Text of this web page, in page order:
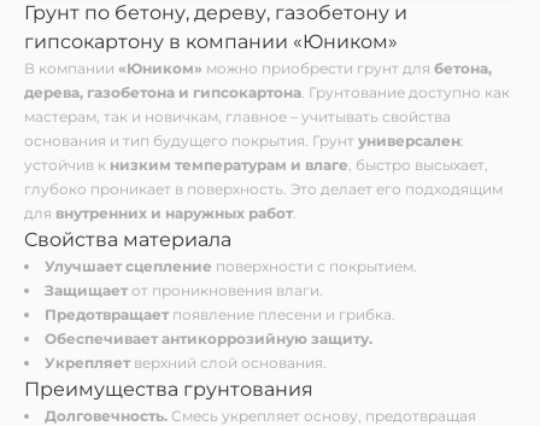
Грунт по бетону, дереву, газобетону и
гипсокартону в компании «Юником»
В компании «Юником» можно приобрести грунт для бетона,
дерева, газобетона и гипсокартона. Грунтование доступно как
мастерам, так и новичкам, главное – учитывать свойства
основания и тип будущего покрытия. Грунт универсален:
устойчив к низким температурам и влаге, быстро высыхает,
глубоко проникает в поверхность. Это делает его подходящим
для внутренних и наружных работ.
Свойства материала
Улучшает сцепление поверхности с покрытием.
Защищаетот проникновения влаги.
Предотвращаетпоявление плесени и грибка.
Обеспечивает антикоррозийную защиту.
Укрепляетверхний слой основания.
Преимущества грунтования
Долговечность. Смесь укрепляет основу, предотвращая